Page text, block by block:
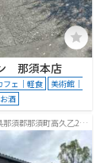
那須本店
フェ｜軽食
美術館｜
お酒
那須郡那須町高久乙272